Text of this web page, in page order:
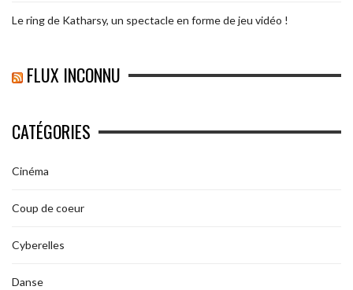
Le ring de Katharsy, un spectacle en forme de jeu vidéo !
FLUX INCONNU
CATÉGORIES
Cinéma
Coup de coeur
Cyberelles
Danse